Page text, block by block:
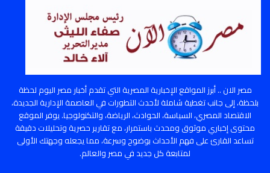
مصر الان .. أبرز المواقع الإخبارية المصرية التي تقدم أخبار مصر اليوم لحظة
بلحظة، إلى جانب تغطية شاملة لأحدث التطورات في العاصمة الإدارية الجديدة،
الاقتصاد المصري، السياسة، الحوادث، الرياضة، والتكنولوجيا. يوفر الموقع
محتوى إخباري موثوق ومحدث باستمرار، مع تقارير حصرية وتحليلات دقيقة
تساعد القارئ على فهم الأحداث بوضوح وسرعة، مما يجعله وجهتك الأولى
لمتابعة كل جديد في مصر والعالم.